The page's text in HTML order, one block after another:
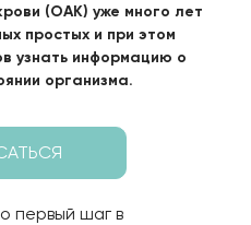
(ОАК) уже много лет
простых и при этом
узнать информацию о
организма.
первый шаг в